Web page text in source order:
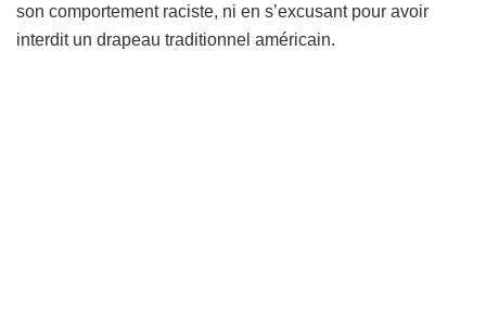
son comportement raciste, ni en s’excusant pour avoir
interdit un drapeau traditionnel américain.